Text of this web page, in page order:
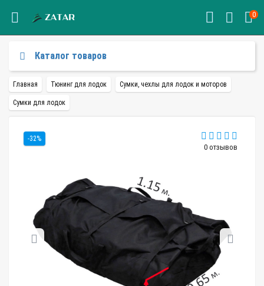
0
Каталог товаров
Главная Тюнинг для лодок Сумки, чехлы для лодок и моторов
Сумки для лодок
-32%
0 отзывов